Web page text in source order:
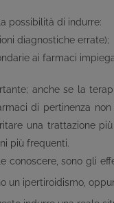
possibilità di indurre:
diagnostiche errate);
ai farmaci
anche se la
di pertinenza non
una trattazione
più frequenti.
conoscere, sono gli
un ipertiroidismo,